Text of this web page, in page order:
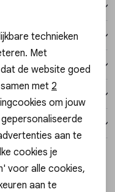
/2
technieken
Met
de website goed
met 2
om jouw
gepersonaliseerde
aan te
cookies je
voor alle cookies,
aan te